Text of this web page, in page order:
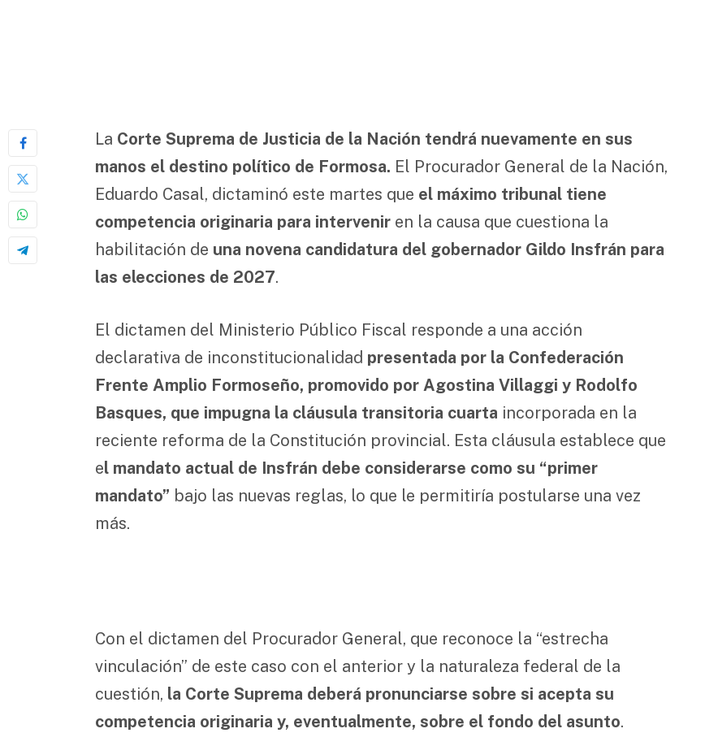
La Corte Suprema de Justicia de la Nación tendrá nuevamente en sus
manos el destino político de Formosa. El Procurador General de la Nación,
Eduardo Casal, dictaminó este martes que el máximo tribunal tiene
competencia originaria para intervenir en la causa que cuestiona la
habilitación de una novena candidatura del gobernador Gildo Insfrán para
las elecciones de 2027.
El dictamen del Ministerio Público Fiscal responde a una acción
declarativa de inconstitucionalidad presentada por la Confederación
Frente Amplio Formoseño, promovido por Agostina Villaggi y Rodolfo
Basques, que impugna la cláusula transitoria cuarta incorporada en la
reciente reforma de la Constitución provincial. Esta cláusula establece que
el mandato actual de Insfrán debe considerarse como su “primer
mandato” bajo las nuevas reglas, lo que le permitiría postularse una vez
más.
Con el dictamen del Procurador General, que reconoce la “estrecha
vinculación” de este caso con el anterior y la naturaleza federal de la
cuestión, la Corte Suprema deberá pronunciarse sobre si acepta su
competencia originaria y, eventualmente, sobre el fondo del asunto.